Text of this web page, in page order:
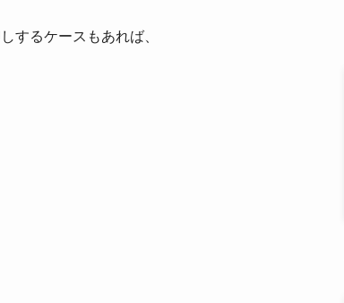
するケースもあれば、